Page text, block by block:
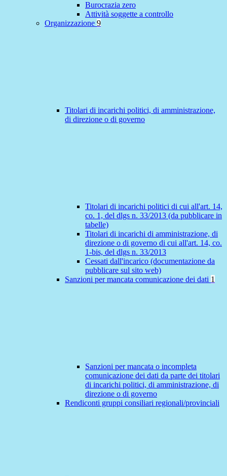
Burocrazia zero
Attività soggette a controllo
Organizzazione 9
Titolari di incarichi politici, di amministrazione,
di direzione o di governo
Titolari di incarichi politici di cui all'art. 14,
co. 1, del dlgs n. 33/2013 (da pubblicare in
tabelle)
Titolari di incarichi di amministrazione, di
direzione o di governo di cui all'art. 14, co.
1-bis, del dlgs n. 33/2013
Cessati dall'incarico (documentazione da
pubblicare sul sito web)
Sanzioni per mancata comunicazione dei dati 1
Sanzioni per mancata o incompleta
comunicazione dei dati da parte dei titolari
di incarichi politici, di amministrazione, di
direzione o di governo
Rendiconti gruppi consiliari regionali/provinciali